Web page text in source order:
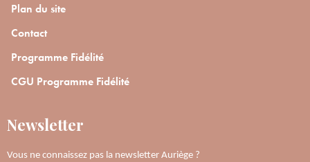
Plan du site
Contact
Programme Fidélité
CGU Programme Fidélité
Newsletter
Vous ne connaissez pas la newsletter Auriège ?